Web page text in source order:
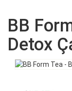
BB
Detox